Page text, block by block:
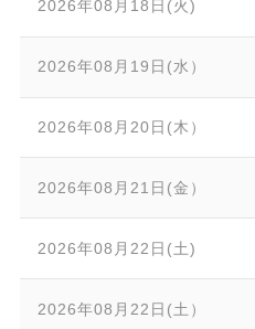
2026年08月18日(火)
2026年08月19日(水）
2026年08月20日(木）
2026年08月21日(金）
2026年08月22日(土)
2026年08月22日(土）